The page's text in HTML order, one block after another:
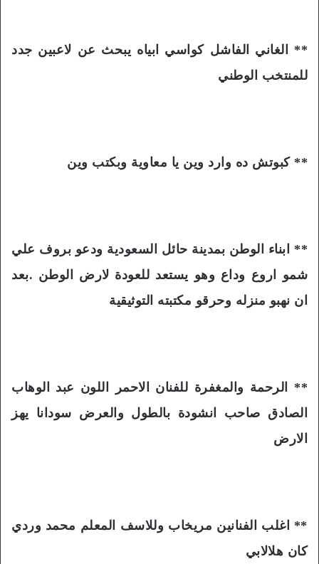
** الغاني الفاشل كواسي ابياه يبحث عن لاعبين جدد
للمنتخب الوطني
** كبوتش ده وارد وين يا معاوية وبكتب وين
** ابناء الوطن بمدينة حائل السعودية ودعو بروف علي
شمو اروع وداع وهو يستعد للعودة لارض الوطن .بعد
ان نهبو منزله وحرقو مكتبته التوثيقية
** الرحمة والمغفرة للفنان الاحمر اللون عبد الوهاب
الصادق صاحب انشودة بالطول والعرض سودانا يهز
الارض
** اغلب الفنانين مريخاب وللاسف المعلم محمد وردي
كان هلالابي